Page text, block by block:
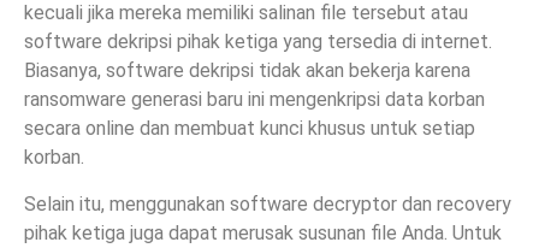
kecuali jika mereka memiliki salinan file tersebut atau
software dekripsi pihak ketiga yang tersedia di internet.
Biasanya, software dekripsi tidak akan bekerja karena
ransomware generasi baru ini mengenkripsi data korban
secara online dan membuat kunci khusus untuk setiap
korban.
Selain itu, menggunakan software decryptor dan recovery
pihak ketiga juga dapat merusak susunan file Anda. Untuk